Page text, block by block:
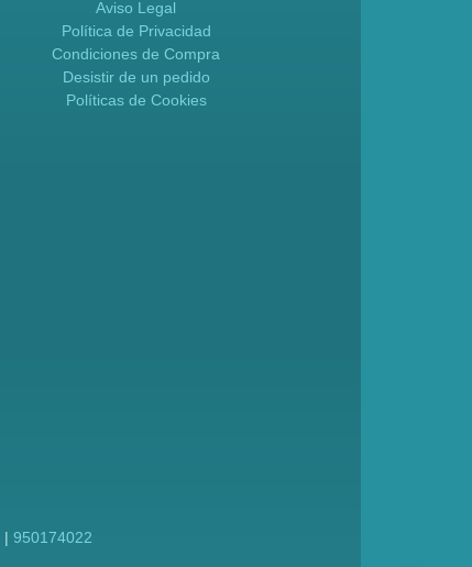
Aviso Legal
Política de Privacidad
Condiciones de Compra
Desistir de un pedido
Políticas de Cookies
|950174022